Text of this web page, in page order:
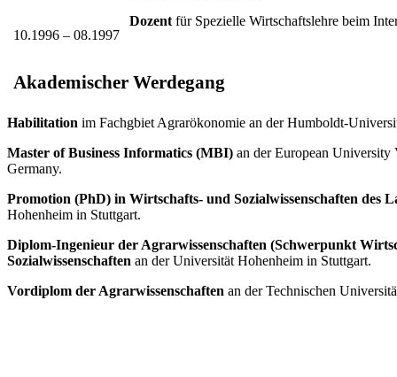
10.1996 – 08.1997
Dozentfür Spezielle Wirtschaftslehre beim
Akademischer Werdegang
Habilitation im Fachgbiet Agrarökonomie an der Humboldt-
Master of Business Informatics (MBI) an der European
Germany.
Promotion (PhD) in Wirtschafts- und Sozialwissenschaften des
Hohenheim in Stuttgart.
Diplom-Ingenieur der Agrarwissenschaften (Schwerpunkt
Sozialwissenschaften an der Universität Hohenheim in Stuttgart.
Vordiplom der Agrarwissenschaften an der Technischen